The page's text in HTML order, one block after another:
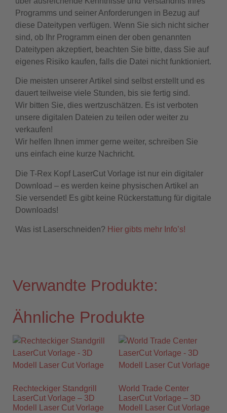
Programms und seiner Anforderungen in Bezug auf
diese Dateitypen verfügen. Wenn Sie sich nicht sicher
sind, ob Ihr Programm einen der oben genannten
Dateitypen akzeptiert, beachten Sie bitte, dass Sie auf
eigenes Risiko kaufen, falls die Datei nicht funktioniert.
Die meisten unserer Artikel sind selbst erstellt und es
dauert teilweise viele Stunden, bis sie fertig sind.
Wir bitten Sie, dies wertzuschätzen. Es ist verboten
unsere digitalen Dateien zu teilen oder weiter zu
verkaufen!
Wir helfen Ihnen immer gerne weiter, schreiben Sie
uns einfach eine kurze Nachricht.
Die T-Rex Kopf LaserCut Vorlage ist nur ein digitaler
Download – es werden keine physischen Artikel an
Sie versendet! Es gibt keine Rückerstattung für digitale
Downloads!
Was ist Laserschneiden? Hier gibts mehr Info’s!
Verwandte Produkte:
Ähnliche Produkte
Rechteckiger Standgrill
LaserCut Vorlage – 3D
Modell Laser Cut Vorlage
World Trade Center
LaserCut Vorlage – 3D
Modell Laser Cut Vorlage